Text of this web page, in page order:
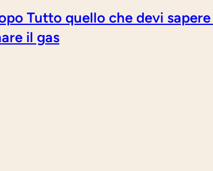
Tutto quello che devi sapere
il gas